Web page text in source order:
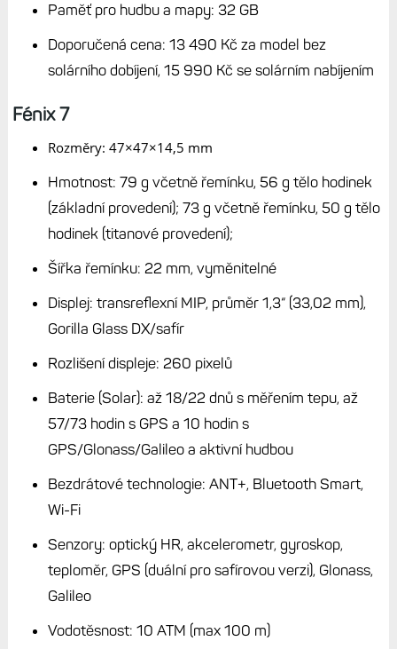
Paměť pro hudbu a mapy: 32 GB
Doporučená cena: 13 490 Kč za model bez
solárního dobíjení, 15 990 Kč se solárním nabíjením
Fénix 7
Rozměry: 47×47×14,5 mm
Hmotnost: 79 g včetně řemínku, 56 g tělo hodinek
(základní provedení); 73 g včetně řemínku, 50 g tělo
hodinek (titanové provedení);
Šířka řemínku: 22 mm, vyměnitelné
Displej: transreflexní MIP, průměr 1,3“ (33,02 mm),
Gorilla Glass DX/safír
Rozlišení displeje: 260 pixelů
Baterie (Solar): až 18/22 dnů s měřením tepu, až
57/73 hodin s GPS a 10 hodin s
GPS/Glonass/Galileo a aktivní hudbou
Bezdrátové technologie: ANT+, Bluetooth Smart,
Wi-Fi
Senzory: optický HR, akcelerometr, gyroskop,
teploměr, GPS (duální pro safírovou verzi), Glonass,
Galileo
Vodotěsnost: 10 ATM (max 100 m)